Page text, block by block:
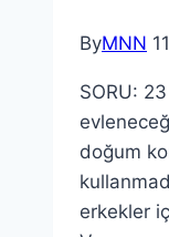
ByMNN
SORU:
doğum
erkekler